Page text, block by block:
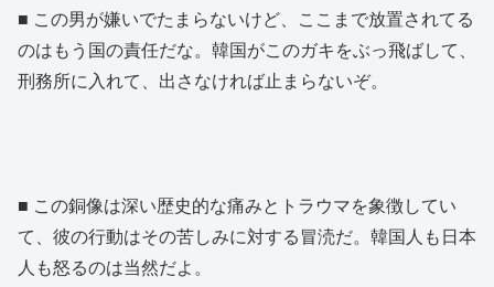
■ この男が嫌いでたまらないけど、ここまで放置されてる
のはもう国の責任だな。韓国がこのガキをぶっ飛ばして、
刑務所に入れて、出さなければ止まらないぞ。
■ この銅像は深い歴史的な痛みとトラウマを象徴してい
て、彼の行動はその苦しみに対する冒涜だ。韓国人も日本
人も怒るのは当然だよ。